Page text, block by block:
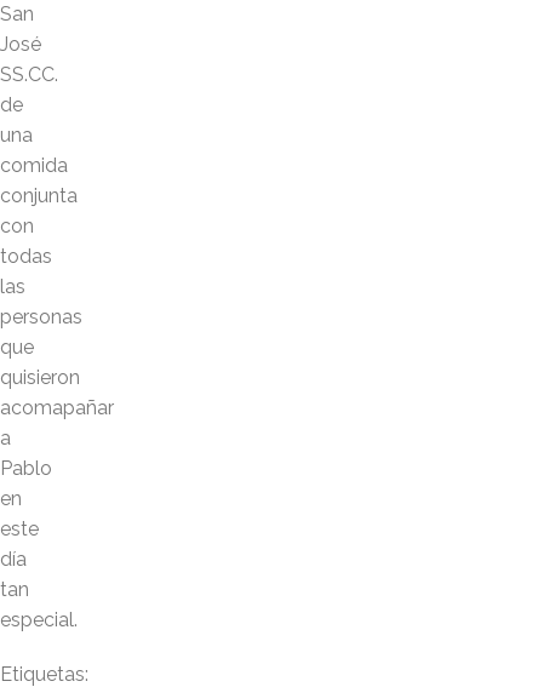
San
José
SS.CC.
de
una
comida
conjunta
con
todas
las
personas
que
quisieron
acomapañar
a
Pablo
en
este
día
tan
especial.
Etiquetas: